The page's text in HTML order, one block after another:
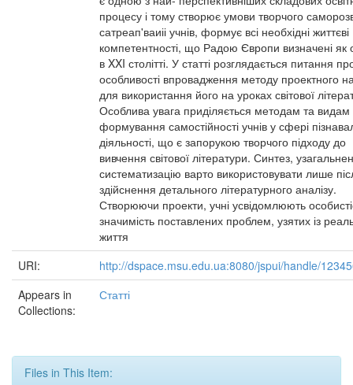
процесу і тому створює умови творчого
сатреап'ваиіі учнів, формує всі необхідні життєві
компетентності, що Радою Європи визначені як
в XXI столітті. У статті розглядається питання
особливості впровадження методу проектного
для використання його на уроках світової
Особлива увага приділяється методам та видам
формування самостійності учнів у сфері
діяльності, що є запорукою творчого підходу до
вивчення світової літератури. Синтез,
систематизацію варто використовувати лише
здійснення детального літературного аналізу.
Створюючи проекти, учні усвідомлюють
значимість поставлених проблем, узятих із
життя
URI:
http://dspace.msu.edu.ua:8080/jspui/handle/
Appears in
Collections:
Статті
Files in This Item: